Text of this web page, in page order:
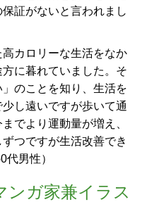
証がないと言われまし
カロリーな生活をなか
に暮れていました。そ
のことを知り、生活を
し遠いですが歩いて通
でより運動量が増え、
つですが生活改善でき
男性）
ンガ家兼イラス